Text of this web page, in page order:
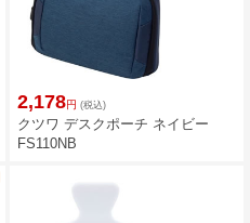
2,178円 (税込)
クツワ デスクポーチ ネイビー
FS110NB